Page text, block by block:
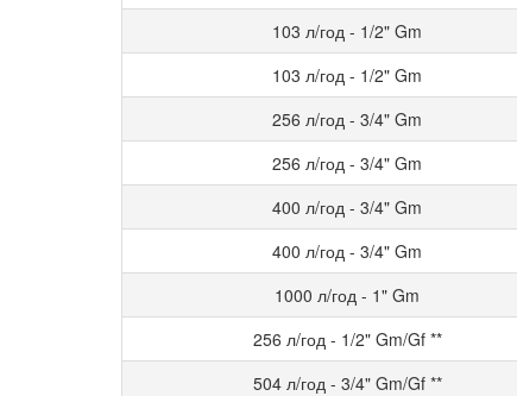
103 л/год - 1/2" Gm
103 л/год - 1/2" Gm
256 л/год - 3/4" Gm
256 л/год - 3/4" Gm
400 л/год - 3/4" Gm
400 л/год - 3/4" Gm
1000 л/год - 1" Gm
256 л/год - 1/2" Gm/Gf **
504 л/год - 3/4" Gm/Gf **